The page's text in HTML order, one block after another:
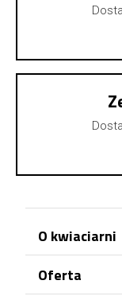
O kwiaciarni
Oferta